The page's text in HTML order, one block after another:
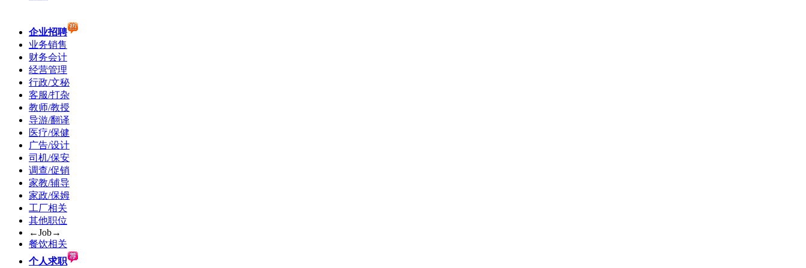
企业招聘
业务销售
财务会计
经营管理
行政/文秘
客服/打杂
教师/教授
导游/翻译
医疗/保健
广告/设计
司机/保安
调查/促销
家教/辅导
家政/保姆
工厂相关
其他职位
←Job→
餐饮相关
个人求职